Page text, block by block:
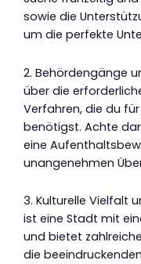
sowie die
um die perfekte
2. Behördengänge
über die
Verfahren, die du
benötigst. Achte
eine
unangenehmen
3. Kulturelle Vielfalt
ist eine Stadt mit
und bietet
die